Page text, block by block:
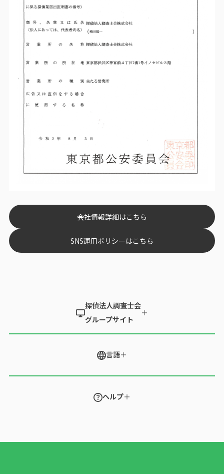
会社情報詳細はこちら
SNS運用ポリシーはこちら
探偵法人調査士会
グループサイト
＋
言語＋
ヘルプ＋